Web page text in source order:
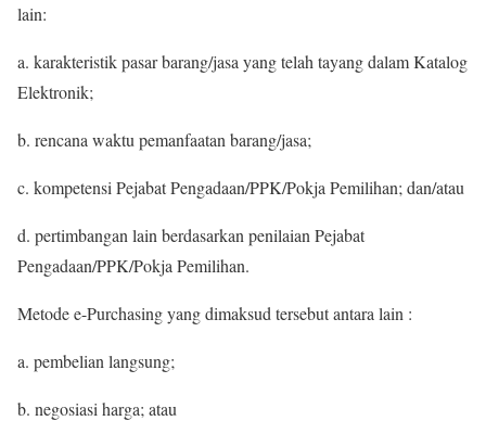
lain:
a. karakteristik pasar barang/jasa yang telah tayang dalam Katalog
Elektronik;
b. rencana waktu pemanfaatan barang/jasa;
c. kompetensi Pejabat Pengadaan/PPK/Pokja Pemilihan; dan/atau
d. pertimbangan lain berdasarkan penilaian Pejabat
Pengadaan/PPK/Pokja Pemilihan.
Metode e-Purchasing yang dimaksud tersebut antara lain :
a. pembelian langsung;
b. negosiasi harga; atau